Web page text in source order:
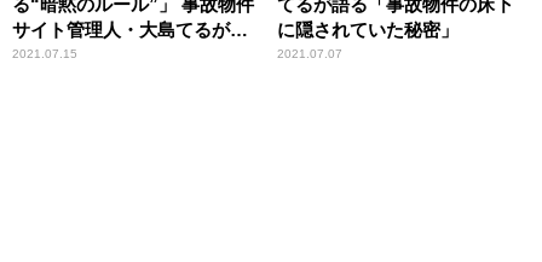
る“暗黙のルール”」 事故物件
サイト管理人・大島てるが解
説
2021.07.15
てるが語る「事故物件の床下
に隠されていた秘密」
2021.07.07